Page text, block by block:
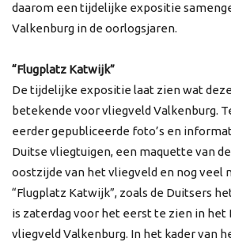
daarom een tijdelijke expositie
Valkenburg in de oorlogsjaren.
“Flugplatz Katwijk”
De tijdelijke expositie laat zien wat
betekende voor vliegveld Valkenburg.
eerder gepubliceerde foto’s en
Duitse vliegtuigen, een maquette van
oostzijde van het vliegveld en nog veel
“Flugplatz Katwijk”, zoals de Duitsers
is zaterdag voor het eerst te zien in
vliegveld Valkenburg. In het kader van